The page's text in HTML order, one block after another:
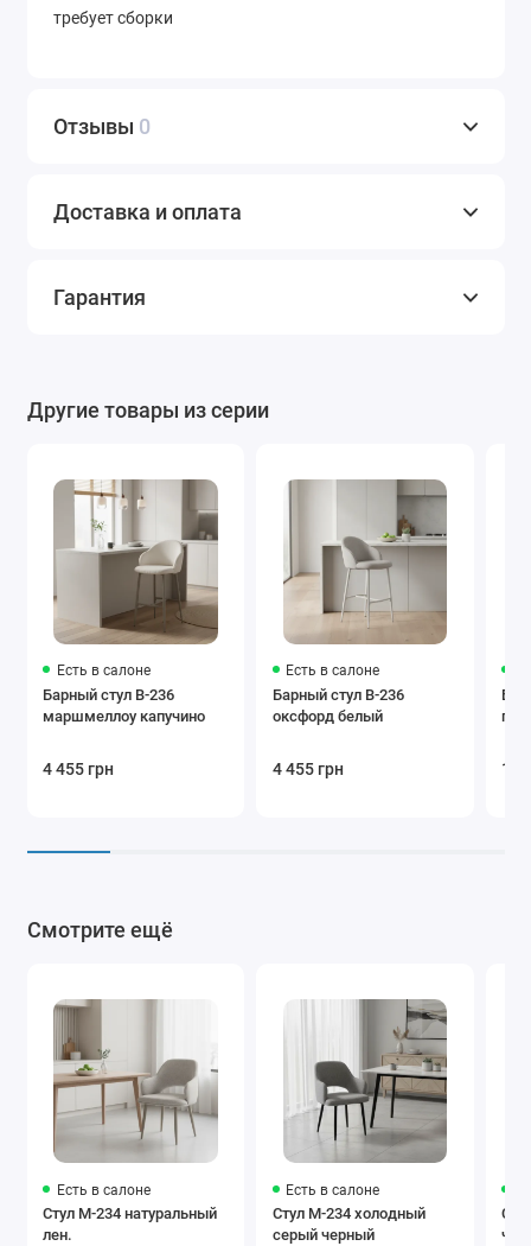
требует сборки
Отзывы 0
Доставка и оплата
Гарантия
Другие товары из серии
Есть в салоне
Барный стул B-236
маршмеллоу капучино
4 455 грн
Есть в салоне
Барный стул B-236
оксфорд белый
4 455 грн 18
Смотрите ещё
Есть в салоне
Стул M-234 натуральный
лен.
Есть в салоне
Стул M-234 холодный
серый черный